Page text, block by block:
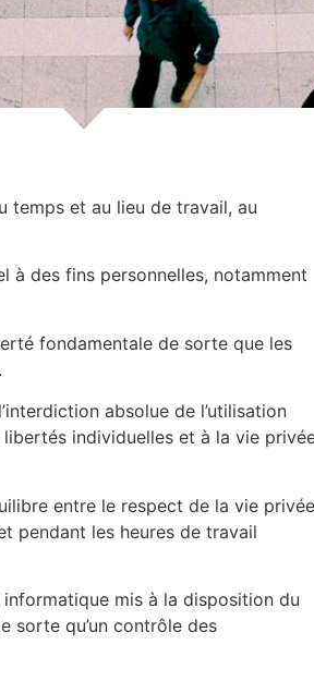
temps et au lieu de travail, au
à des fins personnelles, notamment
fondamentale de sorte que les
absolue de l’utilisation
individuelles et à la vie
entre le respect de la vie privée
pendant les heures de travail
mis à la disposition du
sorte qu’un contrôle des